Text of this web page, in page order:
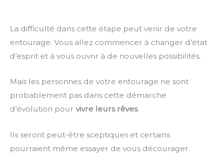
La difficulté dans cette étape peut venir de votre
entourage. Vous allez commencer à changer d’état
d’esprit et à vous ouvrir à de nouvelles possibilités.
Mais les personnes de votre entourage ne sont
probablement pas dans cette démarche
d’évolution pour vivre leurs rêves.
Ils seront peut-être sceptiques et certains
pourraient même essayer de vous décourager.